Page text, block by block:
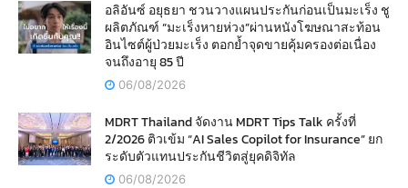
อลิอันซ์ อยุธยา ชวนวางแผนประกันก่อนเป็นมะเร็ง ชู
ผลิตภัณฑ์ “มะเร็งหายห่วง”ผ่านหนังโฆษณาสะท้อน
อินไซต์ผู้ป่วยมะเร็ง ตอกย้ำจุดขายคุ้มครองต่อเนื่อง
จนถึงอายุ 85 ปี
06/08/2026
MDRT Thailand จัดงาน MDRT Tips Talk ครั้งที่
2/2026 ติวเข้ม “AI Sales Copilot for Insurance” ยก
ระดับตัวแทนประกันชีวิตสู่ยุคดิจิทัล
06/08/2026